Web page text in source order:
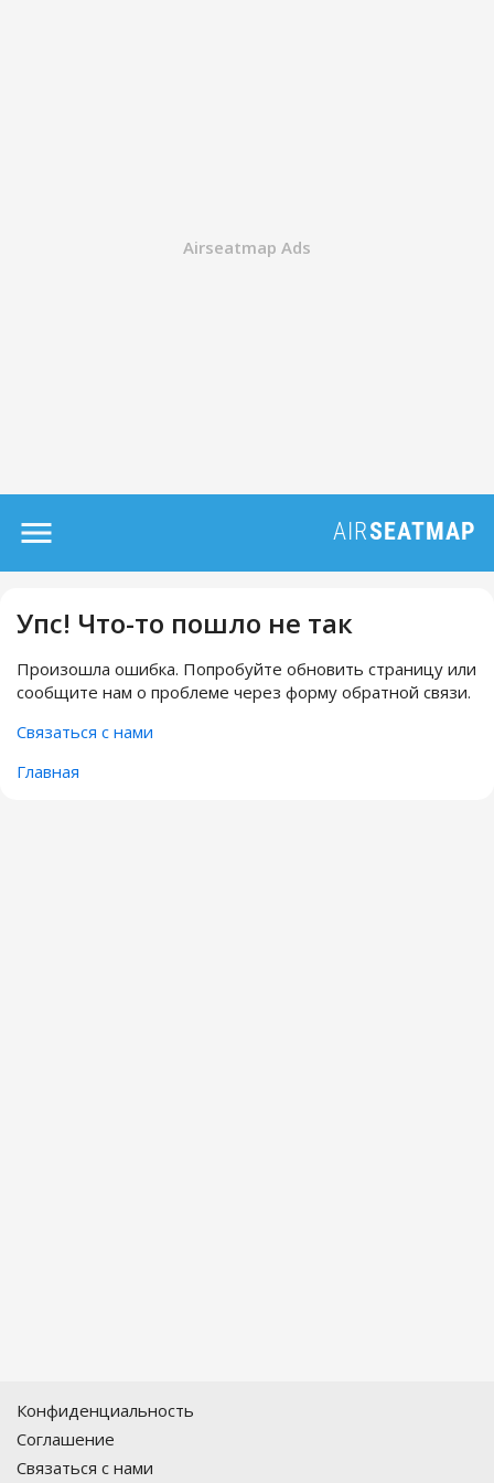
Упс! Что-то пошло не так
Произошла ошибка. Попробуйте обновить страницу или
сообщите нам о проблеме через форму обратной связи.
Связаться с нами
Главная
Конфиденциальность
Соглашение
Связаться с нами